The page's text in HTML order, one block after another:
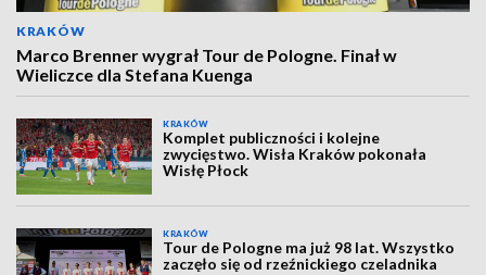
KRAKÓW
Marco Brenner wygrał Tour de Pologne. Finał w
Wieliczce dla Stefana Kuenga
KRAKÓW
Komplet publiczności i kolejne
zwycięstwo. Wisła Kraków pokonała
Wisłę Płock
KRAKÓW
Tour de Pologne ma już 98 lat. Wszystko
zaczęło się od rzeźnickiego czeladnika